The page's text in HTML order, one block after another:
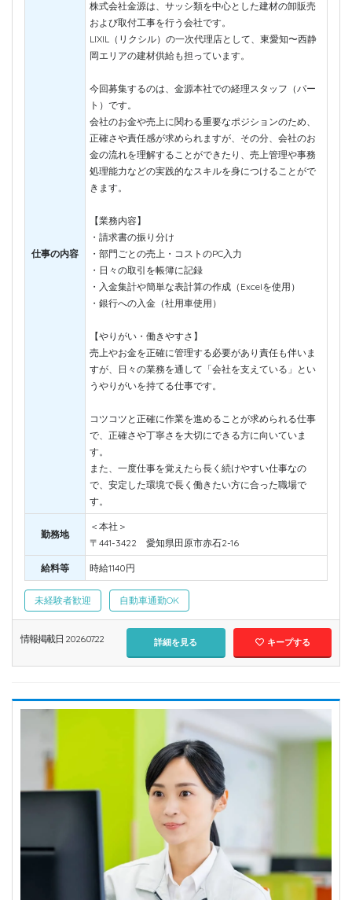
仕事の内容
株式会社金源は、サッシ類を中心とした建材の卸販売
および取付工事を行う会社です。
LIXIL（リクシル）の一次代理店として、東愛知〜西静
岡エリアの建材供給も担っています。
今回募集するのは、金源本社での経理スタッフ（パー
ト）です。
会社のお金や売上に関わる重要なポジションのため、
正確さや責任感が求められますが、その分、会社のお
金の流れを理解することができたり、売上管理や事務
処理能力などの実践的なスキルを身につけることがで
きます。
【業務内容】
・請求書の振り分け
・部門ごとの売上・コストのPC入力
・日々の取引を帳簿に記録
・入金集計や簡単な表計算の作成（Excelを使用）
・銀行への入金（社用車使用）
【やりがい・働きやすさ】
売上やお金を正確に管理する必要があり責任も伴いま
すが、日々の業務を通して「会社を支えている」とい
うやりがいを持てる仕事です。
コツコツと正確に作業を進めることが求められる仕事
で、正確さや丁寧さを大切にできる方に向いていま
す。
また、一度仕事を覚えたら長く続けやすい仕事なの
で、安定した環境で長く働きたい方に合った職場で
す。
勤務地
＜本社＞
〒441-3422 愛知県田原市赤石2-16
給料等 時給1140円
未経験者歓迎 自動車通勤OK
情報掲載日 2026.07.22 詳細を見る キープする